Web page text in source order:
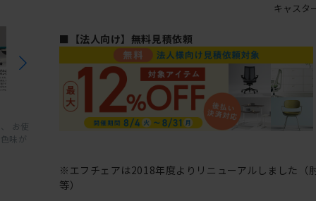
お使
味が
キャスタ
■【法人向け】無料見積依頼
※エフチェアは2018年度よりリニューアルしました（
等）